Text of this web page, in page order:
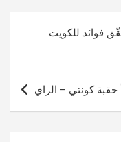
فوائد للكويت
حقبة كونتي – الراي